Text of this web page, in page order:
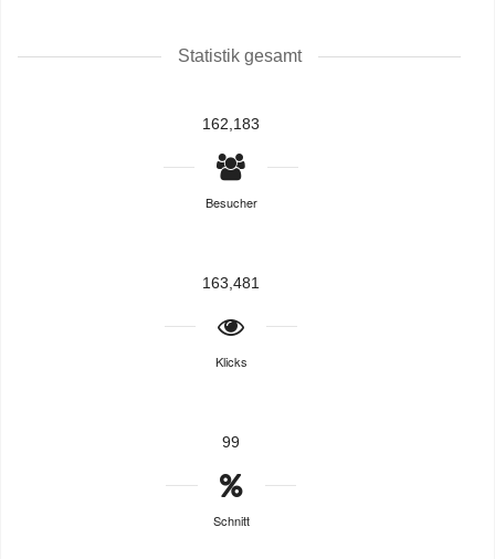
Statistik gesamt
162,183
Besucher
163,481
Klicks
99
Schnitt